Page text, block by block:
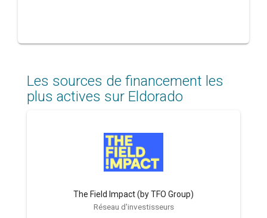
Les sources de financement les
plus actives sur Eldorado
The Field Impact (by TFO Group)
Réseau d'investisseurs